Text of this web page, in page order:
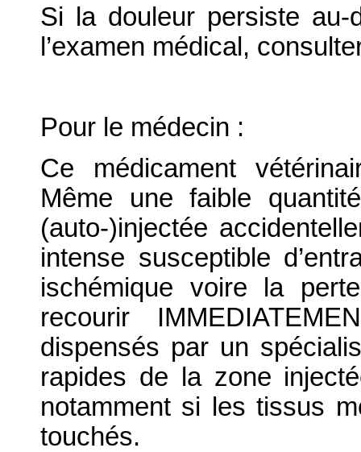
Si la douleur persiste
l’examen médical,
Pour le médecin :
Ce médicament
Même une faible
(auto-)injectée
intense susceptible
ischémique voire la
recourir
dispensés par un
rapides de la zone
notamment si les tissus
touchés.